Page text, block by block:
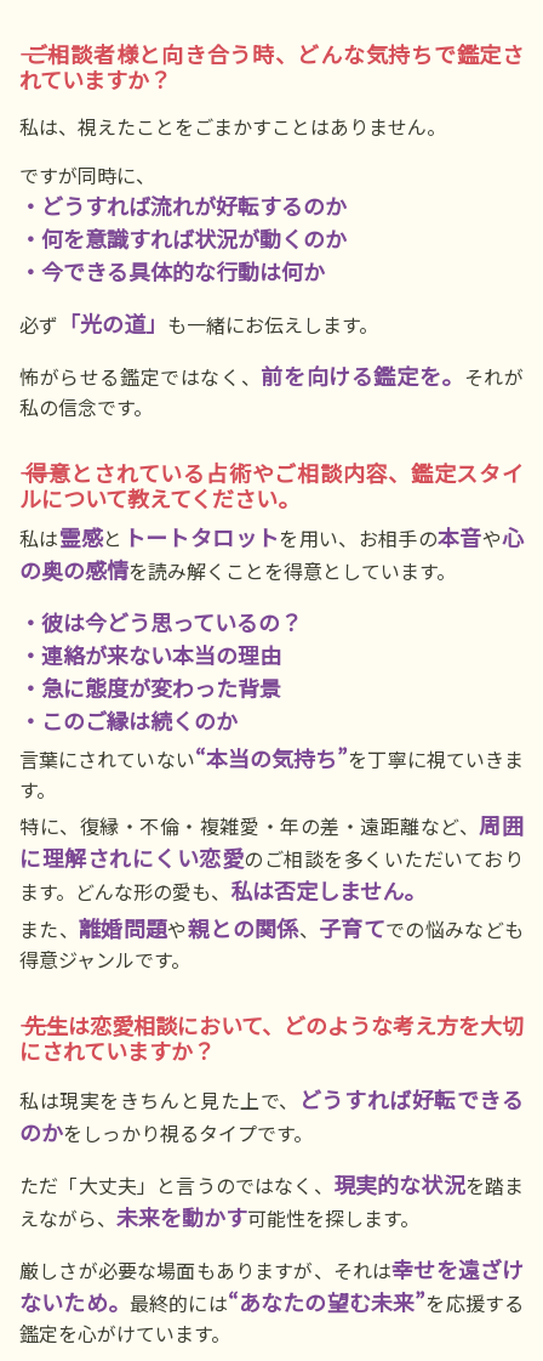
―― ご相談者様と向き合う時、どんな気持ちで鑑定さ
れていますか？
私は、視えたことをごまかすことはありません。
ですが同時に、
・どうすれば流れが好転するのか
・何を意識すれば状況が動くのか
・今できる具体的な行動は何か
必ず 「光の道」 も一緒にお伝えします。
怖がらせる鑑定ではなく、 前を向ける鑑定を。 それが
私の信念です。
―― 得意とされている占術やご相談内容、鑑定スタイ
ルについて教えてください。
私は霊感と トートタロットを用い、お相手の本音や心
の奥の感情を読み解くことを得意としています。
・彼は今どう思っているの？
・連絡が来ない本当の理由
・急に態度が変わった背景
・このご縁は続くのか
言葉にされていない“本当の気持ち”を丁寧に視ていきま
す。
特に、復縁・不倫・複雑愛・年の差・遠距離など、周囲
に理解されにくい恋愛のご相談を多くいただいており
ます。どんな形の愛も、 私は否定しません。
また、離婚問題や親との関係、 子育てでの悩みなども
得意ジャンルです。
―― 先生は恋愛相談において、どのような考え方を大切
にされていますか？
私は現実をきちんと見た上で、 どうすれば好転できる
のかをしっかり視るタイプです。
ただ「大丈夫」と言うのではなく、 現実的な状況を踏ま
えながら、 未来を動かす可能性を探します。
厳しさが必要な場面もありますが、それは幸せを遠ざけ
ないため。 最終的には“あなたの望む未来”を応援する
鑑定を心がけています。